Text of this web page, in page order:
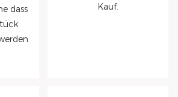
dass
Kauf.